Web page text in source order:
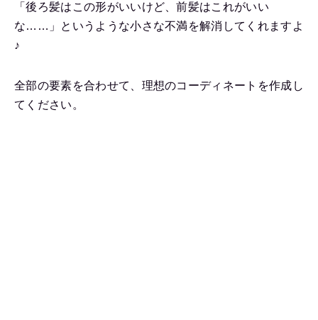
「後ろ髪はこの形がいいけど、前髪はこれがいい
な……」というような小さな不満を解消してくれますよ
♪
全部の要素を合わせて、理想のコーディネートを作成し
てください。